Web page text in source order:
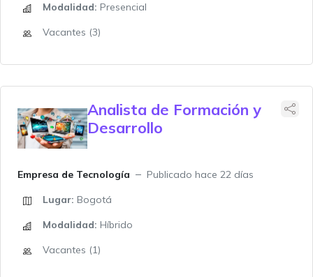
Modalidad: Presencial
Vacantes (3)
Analista de Formación y
Desarrollo
Empresa de Tecnología
Publicado hace 22 días
Lugar: Bogotá
Modalidad: Híbrido
Vacantes (1)